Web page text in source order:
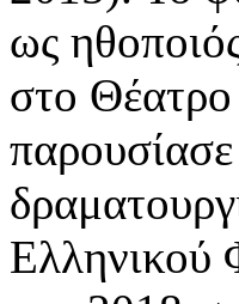
ως
στο
Ελληνικού